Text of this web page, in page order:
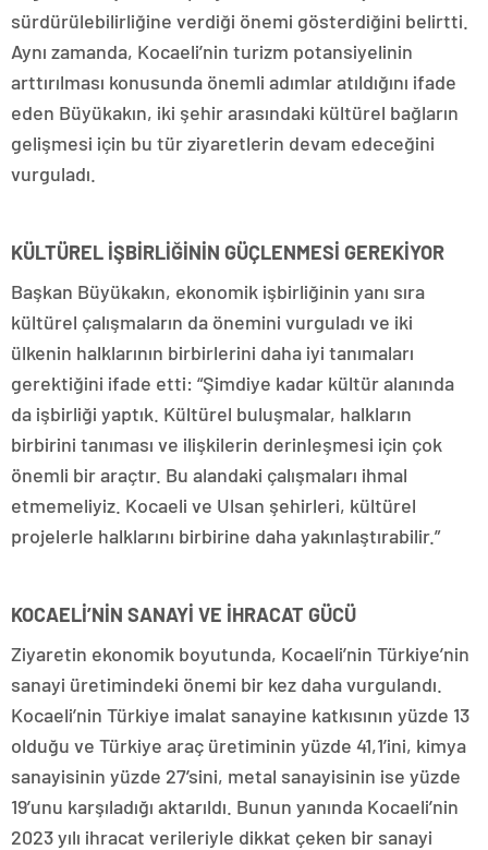
sürdürülebilirliğine verdiği önemi gösterdiğini belirtti.
Aynı zamanda, Kocaeli’nin turizm potansiyelinin
arttırılması konusunda önemli adımlar atıldığını ifade
eden Büyükakın, iki şehir arasındaki kültürel bağların
gelişmesi için bu tür ziyaretlerin devam edeceğini
vurguladı.
KÜLTÜREL İŞBİRLİĞİNİN GÜÇLENMESİ GEREKİYOR
Başkan Büyükakın, ekonomik işbirliğinin yanı sıra
kültürel çalışmaların da önemini vurguladı ve iki
ülkenin halklarının birbirlerini daha iyi tanımaları
gerektiğini ifade etti: “Şimdiye kadar kültür alanında
da işbirliği yaptık. Kültürel buluşmalar, halkların
birbirini tanıması ve ilişkilerin derinleşmesi için çok
önemli bir araçtır. Bu alandaki çalışmaları ihmal
etmemeliyiz. Kocaeli ve Ulsan şehirleri, kültürel
projelerle halklarını birbirine daha yakınlaştırabilir.”
KOCAELİ’NİN SANAYİ VE İHRACAT GÜCÜ
Ziyaretin ekonomik boyutunda, Kocaeli’nin Türkiye’nin
sanayi üretimindeki önemi bir kez daha vurgulandı.
Kocaeli’nin Türkiye imalat sanayine katkısının yüzde 13
olduğu ve Türkiye araç üretiminin yüzde 41,1’ini, kimya
sanayisinin yüzde 27’sini, metal sanayisinin ise yüzde
19’unu karşıladığı aktarıldı. Bunun yanında Kocaeli’nin
2023 yılı ihracat verileriyle dikkat çeken bir sanayi